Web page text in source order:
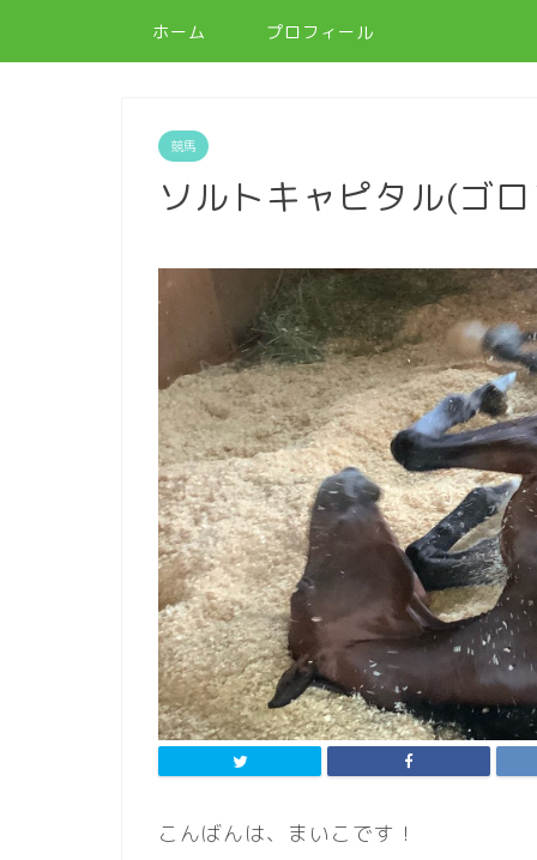
ホーム プロフィール
競馬
ソルトキャピタル(ゴ
こんばんは、まいこです！